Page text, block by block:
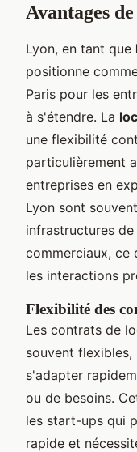
Avantages
Lyon, en tant que
positionne
Paris pour les
à s'étendre. La
une flexibilité
particulièrement
entreprises en
Lyon sont
infrastructures
commerciaux, ce
les interactions
Flexibilité des
Les contrats de
souvent
s'adapter
ou de besoins.
les start-ups qui
rapide et